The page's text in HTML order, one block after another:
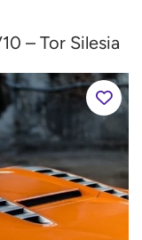
– Tor Silesia